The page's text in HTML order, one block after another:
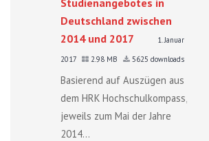
Deutschland zwischen
2014 und 2017
1. Januar
2017
2.98 MB 5625 downloads
Basierend auf Auszügen aus
dem HRK Hochschulkompass,
jeweils zum Mai der Jahre
2014...